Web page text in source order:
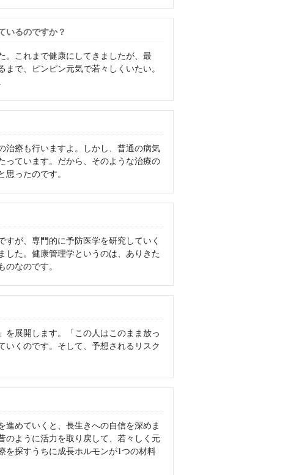
いるのですか？
。これまで健康にしてきましたが、最
で、ピンピン元気で若々しくいたい。
治療も行いますよ。しかし、普通の病気
っています。だから、そのような治療の
思ったのです。
が、専門的に予防医学を研究していく
した。健康管理学というのは、ありきた
のなのです。
を展開します。「この人はこのまま放っ
いくのです。そして、予想されるリスク
めていくと、長生きへの自信を深めま
のように活力を取り戻して、若々しく元
を探すうちに成長ホルモンが1つの材料